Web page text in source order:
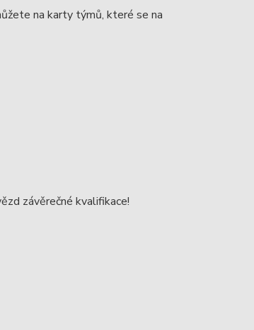
na karty týmů, které se na
závěrečné kvalifikace!